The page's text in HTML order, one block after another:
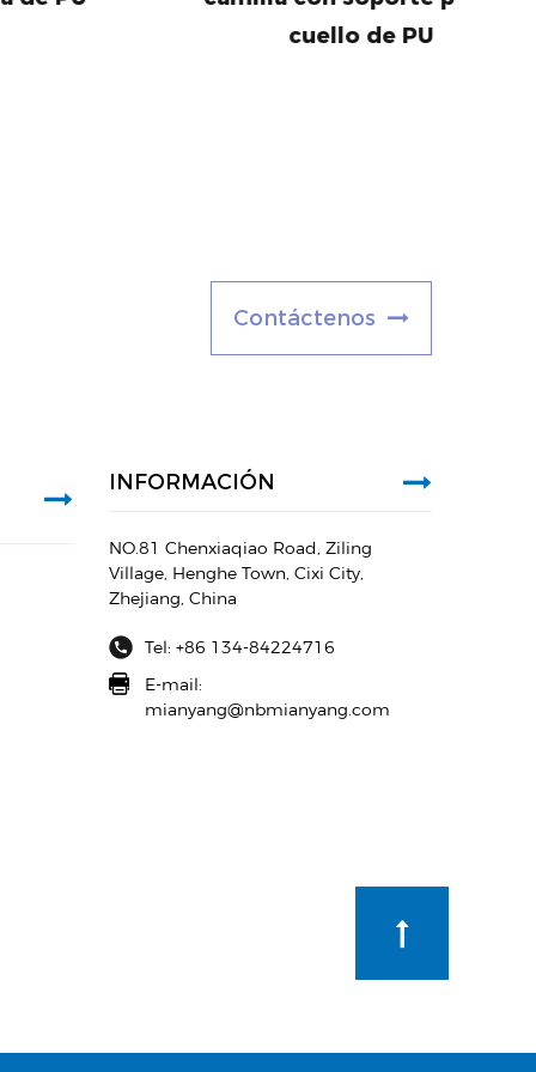
cuello de PU
Contáctenos
INFORMACIÓN
NO.81 Chenxiaqiao Road, Ziling
Village, Henghe Town, Cixi City,
Zhejiang, China
Tel: +86 134-84224716
E-mail:
mianyang@nbmianyang.com